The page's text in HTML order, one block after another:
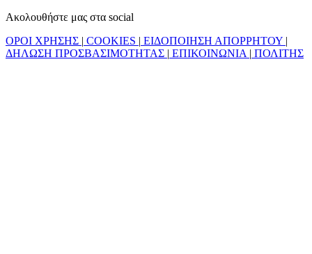
Ακολουθήστε μας στα social
ΟΡΟΙ ΧΡΗΣΗΣ | COOKIES | ΕΙΔΟΠΟΙΗΣΗ ΑΠΟΡΡΗΤΟΥ |
ΔΗΛΩΣΗ ΠΡΟΣΒΑΣΙΜΟΤΗΤΑΣ | ΕΠΙΚΟΙΝΩΝΙΑ | ΠΟΛΙΤΗΣ